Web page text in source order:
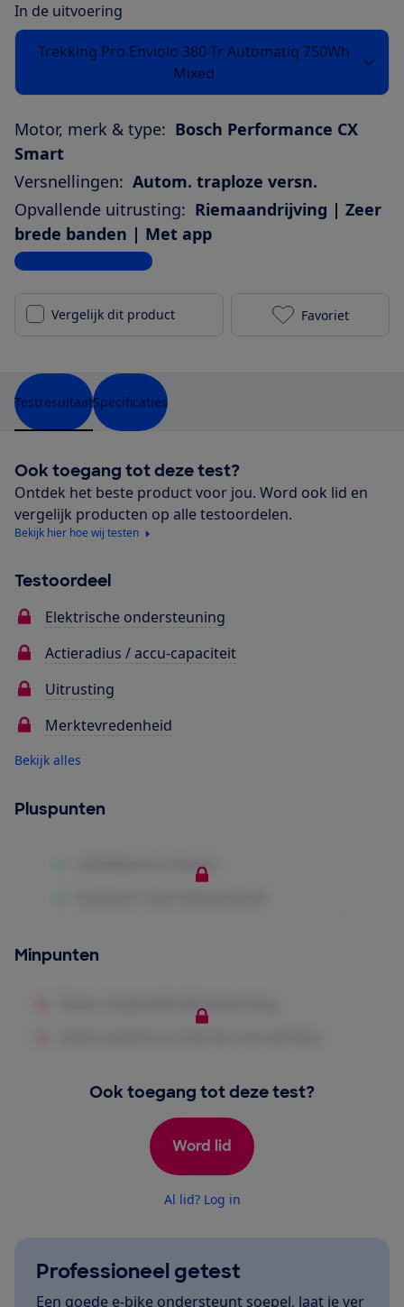
In de uitvoering
Trekking Pro Enviolo 380 Tr Automatiq 750Wh
Mixed
Motor, merk & type: Bosch Performance CX
Smart
Versnellingen: Autom. traploze versn.
Opvallende uitrusting: Riemaandrijving | Zeer
brede banden | Met app
Bekijk alle specificaties
Vergelijk dit product Advanced
Favoriet
TestresultaatSpecificaties
Ook toegang tot deze test?
Ontdek het beste product voor jou. Word ook lid en
vergelijk producten op alle testoordelen.
Bekijk hier hoe wij testen
Testoordeel
Elektrische ondersteuning
Actieradius / accu-capaciteit
Uitrusting
Merktevredenheid
Bekijk alles
Pluspunten
Minpunten
Ook toegang tot deze test?
Word lid
Al lid? Log in
Professioneel getest
Een goede e-bike ondersteunt soepel, laat je ver